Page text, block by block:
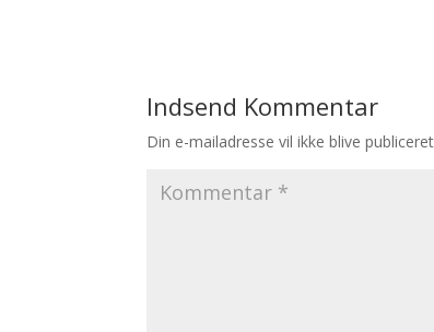
Indsend Kommentar
Din e-mailadresse vil ikke blive